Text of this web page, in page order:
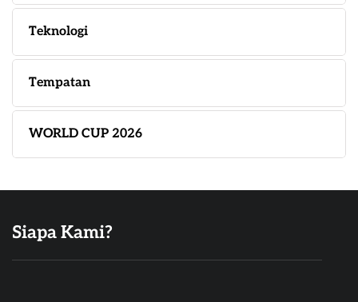
Teknologi
Tempatan
WORLD CUP 2026
Siapa Kami?